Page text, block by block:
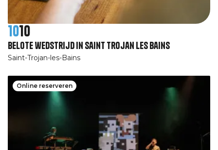
1010
Belote wedstrijd in Saint Trojan les Bains
Saint-Trojan-les-Bains
Online reserveren